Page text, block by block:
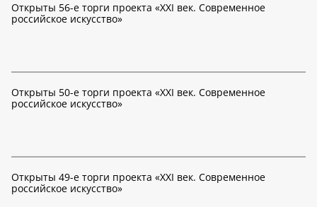
Открыты 56-е торги проекта «XXI век. Современное
российское искусство»
Открыты 50-е торги проекта «XXI век. Современное
российское искусство»
Открыты 49-е торги проекта «XXI век. Современное
российское искусство»